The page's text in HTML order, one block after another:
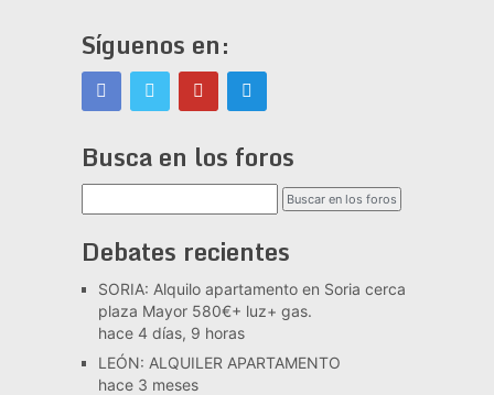
Síguenos en:
Busca en los foros
Debates recientes
SORIA: Alquilo apartamento en Soria cerca
plaza Mayor 580€+ luz+ gas.
hace 4 días, 9 horas
LEÓN: ALQUILER APARTAMENTO
hace 3 meses